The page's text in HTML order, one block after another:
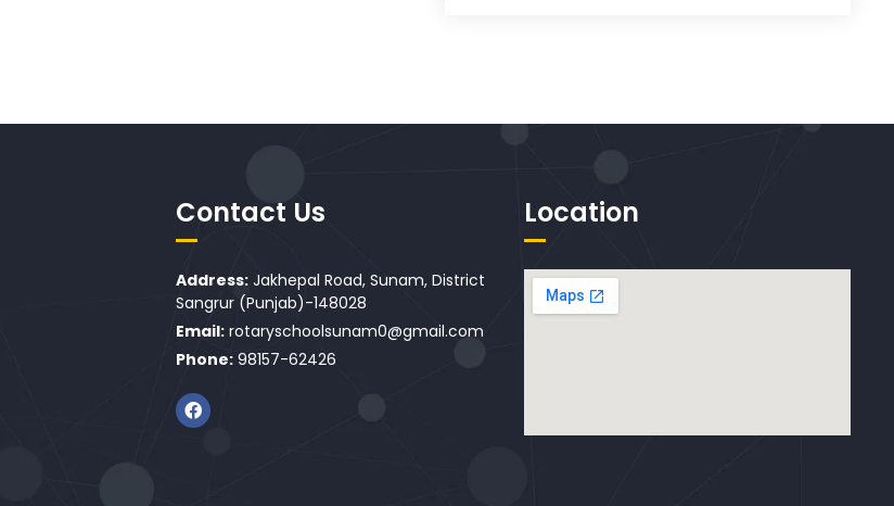
Contact Us
Address:Jakhepal Road, Sunam, District
Sangrur (Punjab)-148028
Email:rotaryschoolsunam0@gmail.com
Phone:98157-62426
Location